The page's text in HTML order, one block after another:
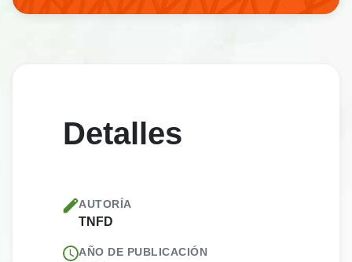
Detalles
AUTORÍA
TNFD
AÑO DE PUBLICACIÓN